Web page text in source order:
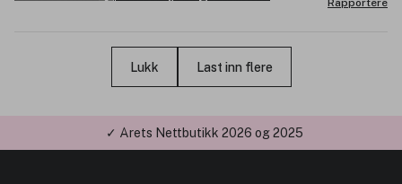
Rapportere
Lukk Last inn flere
✓ Årets Nettbutikk 2026 og 2025